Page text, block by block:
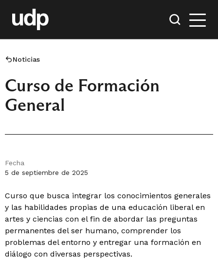
Noticias
Curso de Formación
General
Fecha
5 de septiembre de 2025
Curso que busca integrar los conocimientos generales
y las habilidades propias de una educación liberal en
artes y ciencias con el fin de abordar las preguntas
permanentes del ser humano, comprender los
problemas del entorno y entregar una formación en
diálogo con diversas perspectivas.